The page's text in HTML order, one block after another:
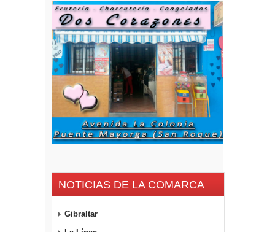
NOTICIAS DE LA COMARCA
Gibraltar